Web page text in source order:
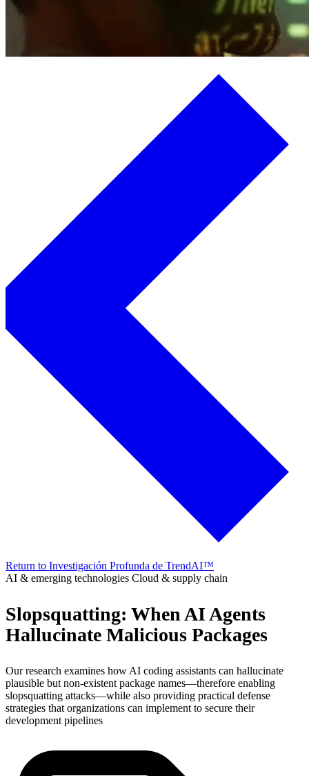
Return to Investigación Profunda de TrendAI™
AI & emerging technologies Cloud & supply chain
Slopsquatting: When AI Agents
Hallucinate Malicious Packages
Our research examines how AI coding assistants can hallucinate
plausible but non-existent package names—therefore enabling
slopsquatting attacks—while also providing practical defense
strategies that organizations can implement to secure their
development pipelines